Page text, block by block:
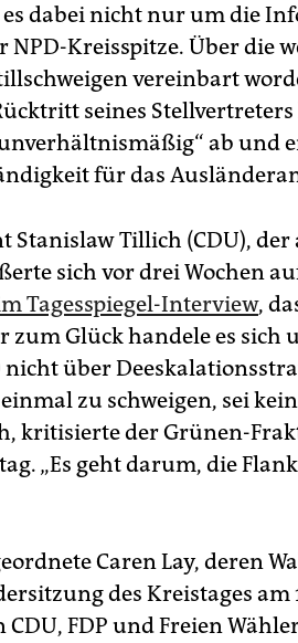
dabei nicht nur um die
NPD-Kreisspitze. Über die
vereinbart
seines
ab und
für das
Stanislaw Tillich (CDU), der
sich vor drei Wochen
Tagesspiegel-Interview,
zum Glück handele es sich
über
zu schweigen, sei
kritisierte der Grünen-
„Es geht darum, die
Caren Lay, deren
des Kreistages am
FDP und Freien